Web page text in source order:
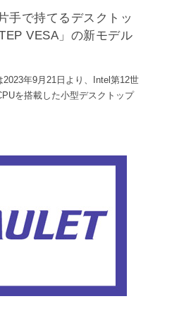
手で持てるデスクトッ
VESA」の新モデル
年9月21日より、Intel第12世
を搭載した小型デスクトップ